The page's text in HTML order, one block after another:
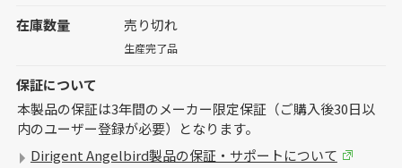
在庫数量 売り切れ
生産完了品
保証について
本製品の保証は3年間のメーカー限定保証（ご購入後30日以
内のユーザー登録が必要）となります。
Dirigent Angelbird製品の保証・サポートについて